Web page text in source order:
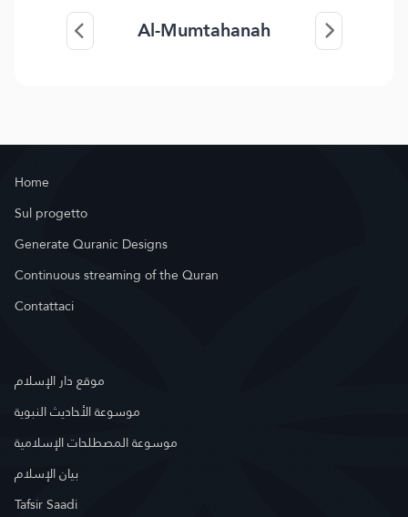
Al-Mumtahanah
Home
Sul progetto
Generate Quranic Designs
Continuous streaming of the Quran
Contattaci
موقع دار الإسلام
موسوعة الأحاديث النبوية
موسوعة المصطلحات الإسلامية
بيان الإسلام
Tafsir Saadi